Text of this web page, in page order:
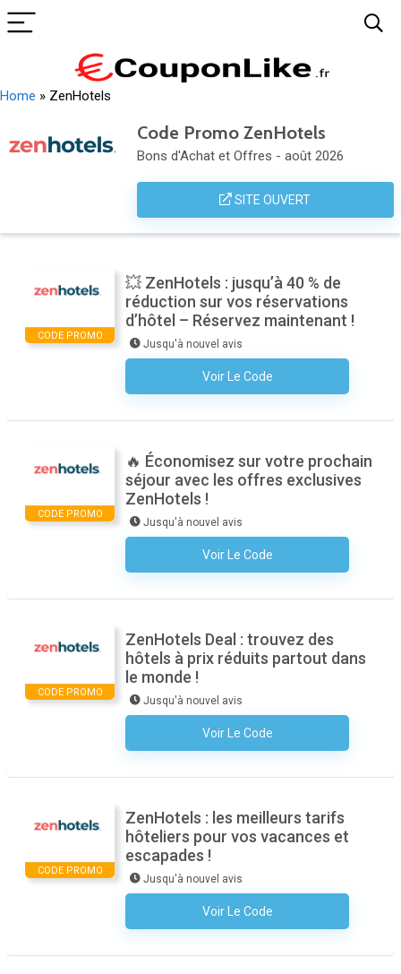
Home » ZenHotels
Code Promo ZenHotels
Bons d'Achat et Offres - août 2026
SITE OUVERT
CODE PROMO
💥 ZenHotels : jusqu’à 40 % de
réduction sur vos réservations
d’hôtel – Réservez maintenant !
Jusqu'à nouvel avis
Voir Le Code
Aucun Code N'est Nécessaire
CODE PROMO
🔥 Économisez sur votre prochain
séjour avec les offres exclusives
ZenHotels !
Jusqu'à nouvel avis
Voir Le Code
Aucun Code N'est Nécessaire
CODE PROMO
ZenHotels Deal : trouvez des
hôtels à prix réduits partout dans
le monde !
Jusqu'à nouvel avis
Voir Le Code
Aucun Code N'est Nécessaire
CODE PROMO
ZenHotels : les meilleurs tarifs
hôteliers pour vos vacances et
escapades !
Jusqu'à nouvel avis
Voir Le Code
Aucun Code N'est Nécessaire